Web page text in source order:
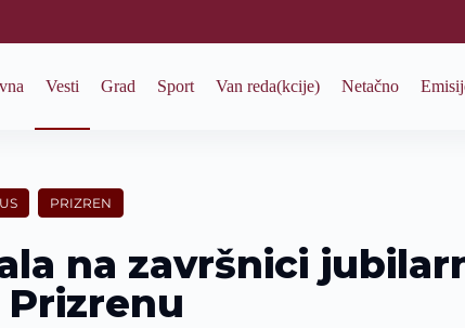
Vesti Grad Sport Van reda(kcije) Netačno
PRIZREN
na završnici